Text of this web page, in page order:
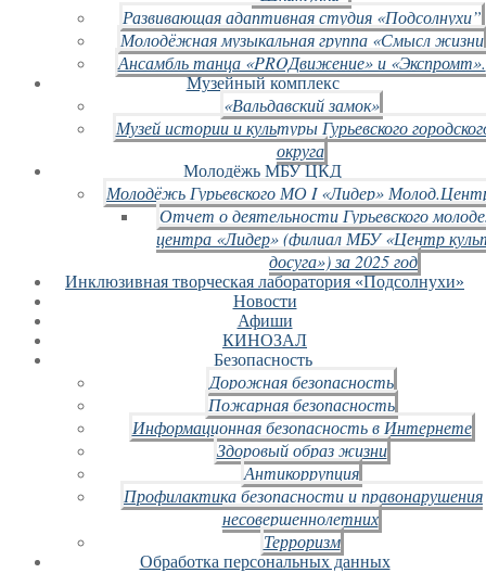
Развивающая адаптивная студия «Подсолнухи”
Молодёжная музыкальная группа «Смысл жизни
Ансамбль танца «PROДвижение» и «Экспромт».
Музейный комплекс
«Вальдавский замок»
Музей истории и культуры Гурьевского
округа
Молодёжь МБУ ЦКД
Молодёжь Гурьевского МО I «Лидер»
Отчет о деятельности Гурьевского
центра «Лидер» (филиал МБУ «Центр
досуга») за 2025 год
Инклюзивная творческая лаборатория «Подсолнухи»
Новости
Афиши
КИНОЗАЛ
Безопасность
Дорожная безопасность
Пожарная безопасность
Информационная безопасность в Интернете
Здоровый образ жизни
Антикоррупция
Профилактика безопасности и правонарушения
несовершеннолетних
Терроризм
Обработка персональных данных